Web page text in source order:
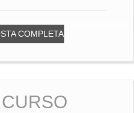
COMPLETA